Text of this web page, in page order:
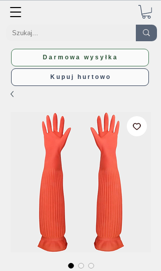
Darmowa wysyłka
Kupuj hurtowo